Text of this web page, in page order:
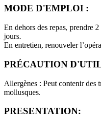
MODE D'EMPLOI :
En dehors des repas, prendre
jours.
En entretien, renouveler
PRÉCAUTION
Allergènes : Peut contenir des
mollusques.
PRESENTATION: